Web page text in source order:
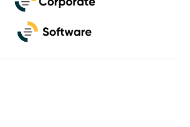
Navigation
Primary